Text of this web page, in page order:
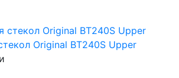
Original BT240S Upper